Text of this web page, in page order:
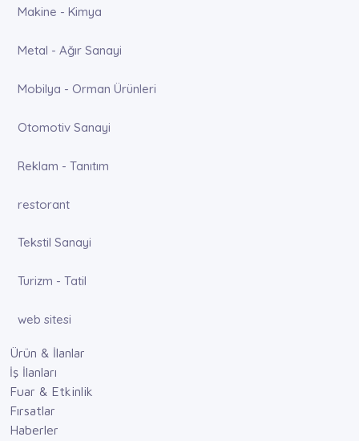
Makine - Kimya
Metal - Ağır Sanayi
Mobilya - Orman Ürünleri
Otomotiv Sanayi
Reklam - Tanıtım
restorant
Tekstil Sanayi
Turizm - Tatil
web sitesi
Ürün & İlanlar
İş İlanları
Fuar & Etkinlik
Fırsatlar
Haberler